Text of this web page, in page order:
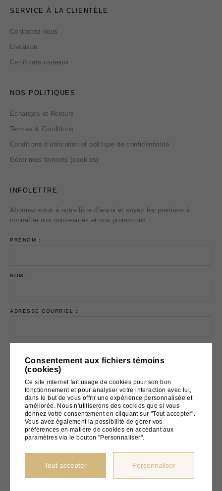
SERVICE À LA CLIENTÈLE
Contactez-nous
Livraison
Certificats-cadeaux
NOS POLITIQUES
Échanges et Retours
Termes & Conditions
Conditions d’utilisation et politique de confidentialité
Gérer mes témoins (cookies)
INFOLETTRE
Abonnez-vous à notre liste d’envoi et soyez les premiers à
connaître nos nouveautés et nos promotions.
PRÉNOM :
NOM :
ADRESSE COURRIEL :
© 2026 BOUTIQUE PIERRE
Consentement aux fichiers témoins
(cookies)
Ce site internet fait usage de cookies pour son bon
fonctionnement et pour analyser votre interaction avec lui,
dans le but de vous offrir une expérience personnalisée et
améliorée. Nous n'utiliserons des cookies que si vous
donnez votre consentement en cliquant sur "Tout accepter".
Vous avez également la possibilité de gérer vos
préférences en matière de cookies en accédant aux
paramètres via le bouton "Personnaliser".
Tout accepter Personnaliser